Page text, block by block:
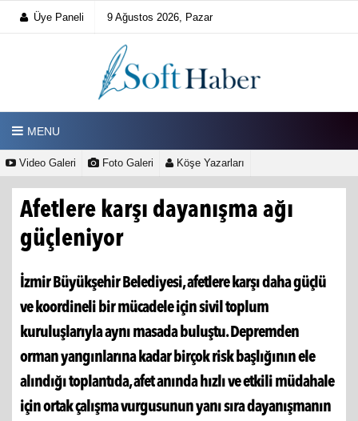
Üye Paneli 9 Ağustos 2026, Pazar
MENU
Video Galeri Foto Galeri Köşe Yazarları
Afetlere karşı dayanışma ağı
güçleniyor
İzmir Büyükşehir Belediyesi, afetlere karşı daha güçlü
ve koordineli bir mücadele için sivil toplum
kuruluşlarıyla aynı masada buluştu. Depremden
orman yangınlarına kadar birçok risk başlığının ele
alındığı toplantıda, afet anında hızlı ve etkili müdahale
için ortak çalışma vurgusunun yanı sıra dayanışmanın